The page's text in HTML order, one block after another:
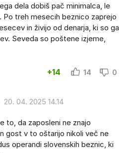
dela dobiš pač minimalca, le
Po treh mesecih beznico zaprejo
in živijo od denarja, ki so ga
Seveda so poštene izjeme,
+14 14 0
20. 04. 2025 14.14
to, da zaposleni ne znajo
gost v to oštarijo nikoli več ne
operandi slovenskih beznic, ki